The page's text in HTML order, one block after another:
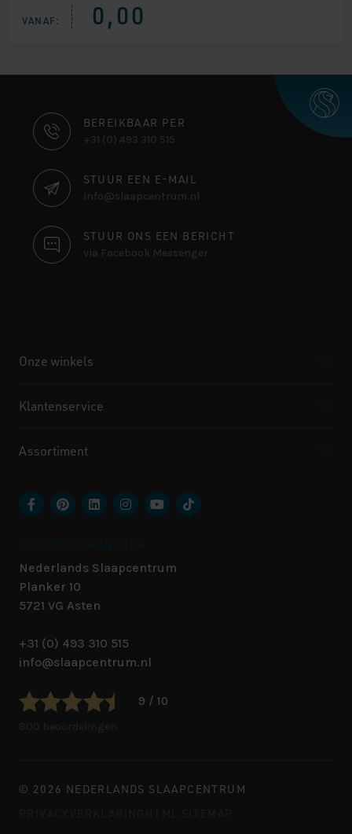
VANAF: 0,00
CONTACT
INFORMATIE
BEREIKBAAR PER
+31 (0) 493 310 515
STUUR EEN E-MAIL
info@slaapcentrum.nl
STUUR ONS EEN BERICHT
via Facebook Messenger
Onze winkels
Klantenservice
Assortiment
Nederlands Slaapcentrum
Planker 10
5721 VG Asten
+31 (0) 493 310 515
info@slaapcentrum.nl
9 / 10
© 2026 NEDERLANDS SLAAPCENTRUM